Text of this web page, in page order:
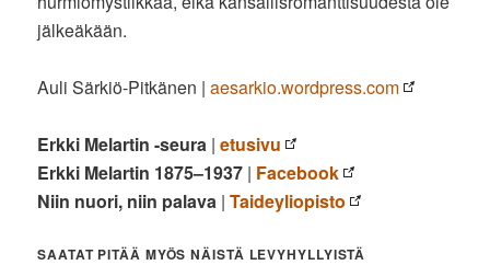
jälkeäkään.
Auli Särkiö-Pitkänen |aesarkio.wordpress.com
Erkki Melartin -seura |etusivu
Erkki Melartin 1875–1937 | Facebook
Niin nuori, niin palava |Taideyliopisto
SAATAT PITÄÄ MYÖS NÄISTÄ LEVYHYLLYISTÄ